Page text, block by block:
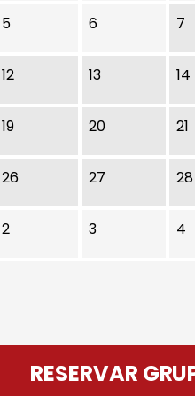
5 6 7
12 13 14
19 20 21
26 27 28
2 3 4
RESERVAR